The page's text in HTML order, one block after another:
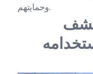
وحمايتهم.